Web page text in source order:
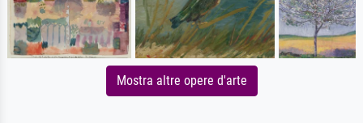
Mostra altre opere d'arte